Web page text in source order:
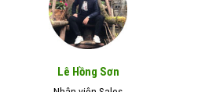
Lê Hồng Sơn